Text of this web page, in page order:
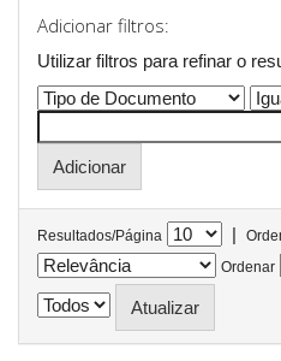
Adicionar filtros:
Utilizar filtros para refinar o
Resultados/Página |
Ordenar